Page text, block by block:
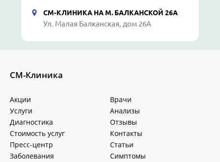
СМ-КЛИНИКА НА М. БАЛКАНСКОЙ 26А
Ул. Малая Балканская, дом 26А
СМ-Клиника
Акции
Врачи
Услуги
Анализы
Диагностика
Отзывы
Стоимость услуг
Контакты
Пресс-центр
Статьи
Заболевания
Симптомы